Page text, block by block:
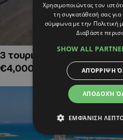
3 τουριστικά χωράφια
€4,000,000
Χρησιμοποιώντας τον
τη συγκατάθεσή σας
σύμφωνα με την Πολιτική
Διαβάστε
SHOW ALL
ΑΠΟΔΟΧΉ
ΑΠΌΡΡΙΨΗ
ΕΜΦΆΝΙΣΗ